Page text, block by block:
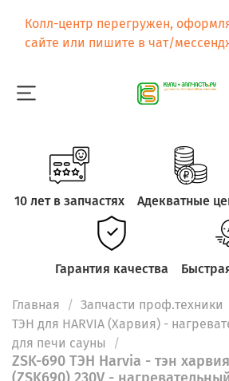
Колл-центр перегружен,
сайте или пишите в чат/
10 лет в запчастях Адекватные
Гарантия качества
Главная
Запчасти проф.техники
ТЭН для HARVIA (Харвия) -
для печи сауны
ZSK-690 ТЭН Harvia - тэн